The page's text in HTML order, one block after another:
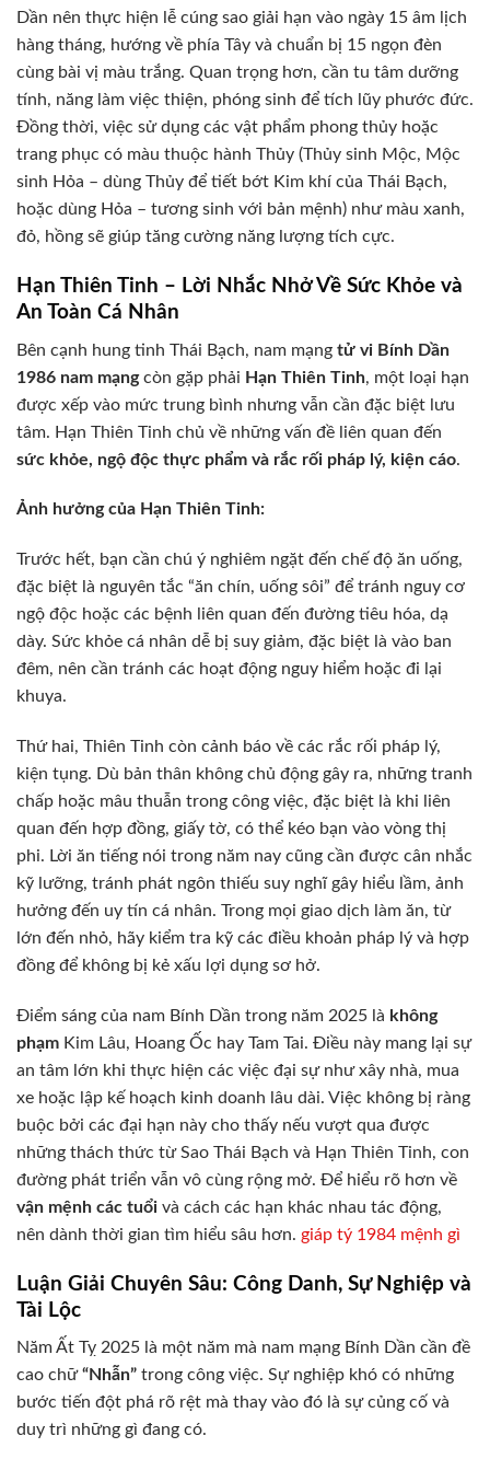
Dần nên thực hiện lễ cúng sao giải hạn vào ngày 15 âm lịch
hàng tháng, hướng về phía Tây và chuẩn bị 15 ngọn đèn
cùng bài vị màu trắng. Quan trọng hơn, cần tu tâm dưỡng
tính, năng làm việc thiện, phóng sinh để tích lũy phước đức.
Đồng thời, việc sử dụng các vật phẩm phong thủy hoặc
trang phục có màu thuộc hành Thủy (Thủy sinh Mộc, Mộc
sinh Hỏa – dùng Thủy để tiết bớt Kim khí của Thái Bạch,
hoặc dùng Hỏa – tương sinh với bản mệnh) như màu xanh,
đỏ, hồng sẽ giúp tăng cường năng lượng tích cực.
Hạn Thiên Tinh – Lời Nhắc Nhở Về Sức Khỏe và
An Toàn Cá Nhân
Bên cạnh hung tinh Thái Bạch, nam mạng tử vi Bính Dần
1986 nam mạngcòn gặp phải Hạn Thiên Tinh, một loại hạn
được xếp vào mức trung bình nhưng vẫn cần đặc biệt lưu
tâm. Hạn Thiên Tinh chủ về những vấn đề liên quan đến
sức khỏe, ngộ độc thực phẩm và rắc rối pháp lý, kiện cáo.
Ảnh hưởng của Hạn Thiên Tinh:
Trước hết, bạn cần chú ý nghiêm ngặt đến chế độ ăn uống,
đặc biệt là nguyên tắc “ăn chín, uống sôi” để tránh nguy cơ
ngộ độc hoặc các bệnh liên quan đến đường tiêu hóa, dạ
dày. Sức khỏe cá nhân dễ bị suy giảm, đặc biệt là vào ban
đêm, nên cần tránh các hoạt động nguy hiểm hoặc đi lại
khuya.
Thứ hai, Thiên Tinh còn cảnh báo về các rắc rối pháp lý,
kiện tụng. Dù bản thân không chủ động gây ra, những tranh
chấp hoặc mâu thuẫn trong công việc, đặc biệt là khi liên
quan đến hợp đồng, giấy tờ, có thể kéo bạn vào vòng thị
phi. Lời ăn tiếng nói trong năm nay cũng cần được cân nhắc
kỹ lưỡng, tránh phát ngôn thiếu suy nghĩ gây hiểu lầm, ảnh
hưởng đến uy tín cá nhân. Trong mọi giao dịch làm ăn, từ
lớn đến nhỏ, hãy kiểm tra kỹ các điều khoản pháp lý và hợp
đồng để không bị kẻ xấu lợi dụng sơ hở.
Điểm sáng của nam Bính Dần trong năm 2025 là không
phạm Kim Lâu, Hoang Ốc hay Tam Tai. Điều này mang lại sự
an tâm lớn khi thực hiện các việc đại sự như xây nhà, mua
xe hoặc lập kế hoạch kinh doanh lâu dài. Việc không bị ràng
buộc bởi các đại hạn này cho thấy nếu vượt qua được
những thách thức từ Sao Thái Bạch và Hạn Thiên Tinh, con
đường phát triển vẫn vô cùng rộng mở. Để hiểu rõ hơn về
vận mệnh các tuổi và cách các hạn khác nhau tác động,
nên dành thời gian tìm hiểu sâu hơn. giáp tý 1984 mệnh gì
Luận Giải Chuyên Sâu: Công Danh, Sự Nghiệp và
Tài Lộc
Năm Ất Tỵ 2025 là một năm mà nam mạng Bính Dần cần đề
cao chữ“Nhẫn” trong công việc. Sự nghiệp khó có những
bước tiến đột phá rõ rệt mà thay vào đó là sự củng cố và
duy trì những gì đang có.